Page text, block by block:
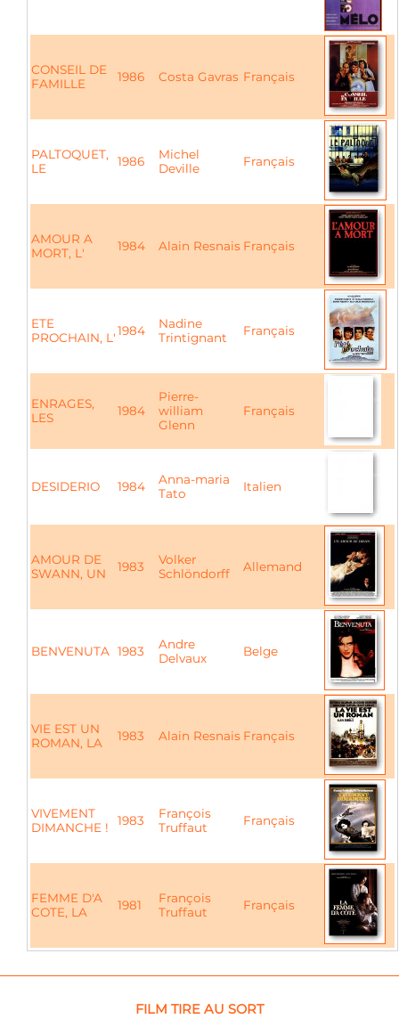
CONSEIL DE
FAMILLE
1986 Costa Gavras Français
PALTOQUET,
LE
1986
Michel
Deville
Français
AMOUR A
MORT, L'
1984 Alain Resnais Français
ETE
PROCHAIN, L'1984
Nadine
Trintignant
Français
ENRAGES,
LES
1984
Pierre-
william
Glenn
Français
DESIDERIO 1984
Anna-maria
Tato
Italien
AMOUR DE
SWANN, UN
1983
Volker
Schlöndorff
Allemand
BENVENUTA 1983
Andre
Delvaux
Belge
VIE EST UN
ROMAN, LA
1983 Alain Resnais Français
VIVEMENT
DIMANCHE !
1983
François
Truffaut
Français
FEMME D'A
COTE, LA
1981
François
Truffaut
Français
FILM TIRE AU SORT